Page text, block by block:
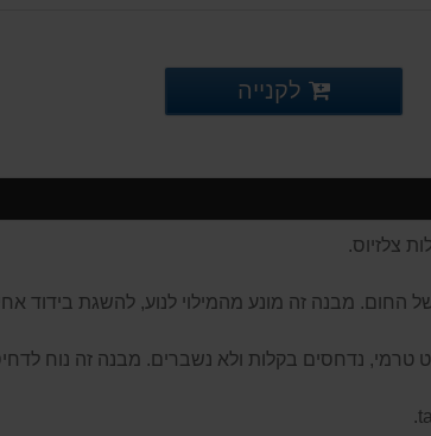
לקנייה
מבנה זה מונע מהמילוי לנוע, להשגת בידוד
טרמי, נדחסים בקלות ולא נשברים. מבנה זה נוח